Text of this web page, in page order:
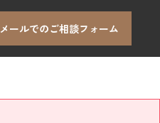
メールでのご相談フォーム